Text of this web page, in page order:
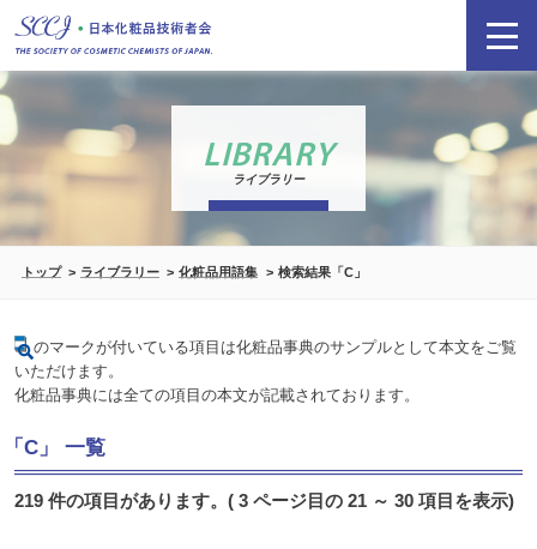
LIBRARY
ライブラリー
トップ ライブラリー 化粧品用語集 検索結果「C」
のマークが付いている項目は化粧品事典のサンプルとして本文をご覧
いただけます。
化粧品事典には全ての項目の本文が記載されております。
「C」 一覧
219 件の項目があります。( 3 ページ目の 21 ～ 30 項目を表示)